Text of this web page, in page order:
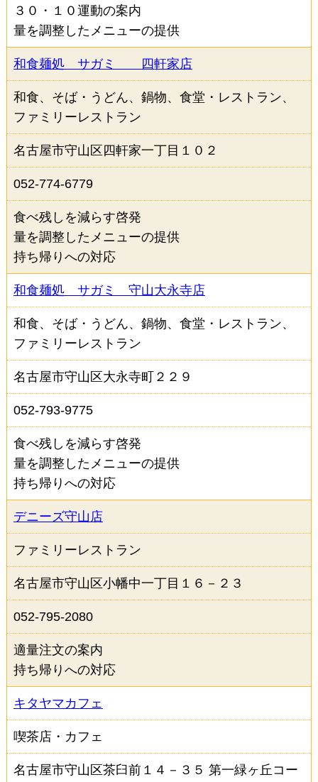
食べ残しを減らす啓発
３０・１０運動の案内
量を調整したメニューの提供
持ち帰りへの対応
フードシェアリングサービスを活用した商品の提供
その他の食べ残しを減らす工夫
その他の条件から検索
ランチあり
ディナーあり
駐車場あり
なごやめしあり
検索
３０・１０運動の案内
量を調整したメニューの提供
和食麺処 サガミ 四軒家店
和食、そば・うどん、鍋物、食堂・レストラン、
ファミリーレストラン
名古屋市守山区四軒家一丁目１０２
052-774-6779
食べ残しを減らす啓発
量を調整したメニューの提供
持ち帰りへの対応
和食麺処 サガミ 守山大永寺店
和食、そば・うどん、鍋物、食堂・レストラン、
ファミリーレストラン
名古屋市守山区大永寺町２２９
052-793-9775
食べ残しを減らす啓発
量を調整したメニューの提供
持ち帰りへの対応
デニーズ守山店
ファミリーレストラン
名古屋市守山区小幡中一丁目１６－２３
052-795-2080
適量注文の案内
持ち帰りへの対応
キタヤマカフェ
喫茶店・カフェ
名古屋市守山区茶臼前１４－３５ 第一緑ヶ丘コー